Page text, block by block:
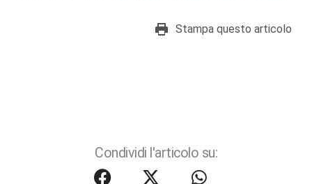
Stampa questo articolo
Condividi l'articolo su: